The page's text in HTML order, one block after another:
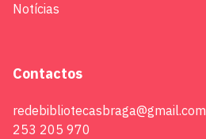
Notícias
Contactos
redebibliotecasbraga@gmail.com
253 205 970